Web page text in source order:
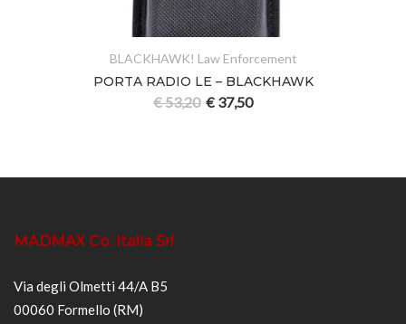
BLACKHAWK! Law Enforcement
PORTA RADIO LE – BLACKHAWK
€53,20 € 37,50
MADMAX Co. Italia Srl
Via degli Olmetti 44/A B5
00060 Formello (RM)